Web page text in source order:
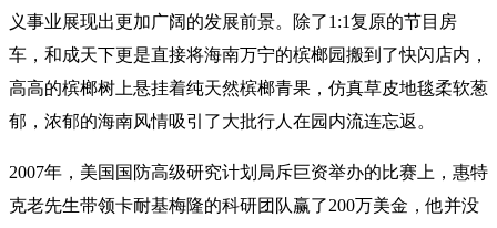
义事业展现出更加广阔的发展前景。除了1:1复原的节目房
车，和成天下更是直接将海南万宁的槟榔园搬到了快闪店内，
高高的槟榔树上悬挂着纯天然槟榔青果，仿真草皮地毯柔软葱
郁，浓郁的海南风情吸引了大批行人在园内流连忘返。
2007年，美国国防高级研究计划局斥巨资举办的比赛上，惠特
克老先生带领卡耐基梅隆的科研团队赢了200万美金，他并没